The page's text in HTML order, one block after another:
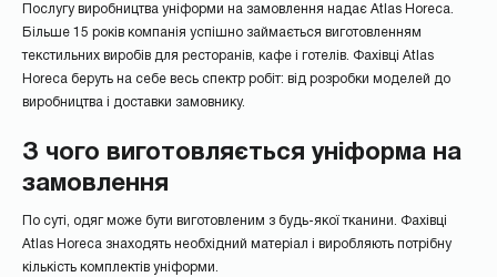
Послугу виробництва уніформи на замовлення надає Atlas Horeca.
Більше 15 років компанія успішно займається виготовленням
текстильних виробів для ресторанів, кафе і готелів. Фахівці Atlas
Horeca беруть на себе весь спектр робіт: від розробки моделей до
виробництва і доставки замовнику.
З чого виготовляється уніформа на
замовлення
По суті, одяг може бути виготовленим ​​з будь-якої тканини. Фахівці
Atlas Horeca знаходять необхідний матеріал і виробляють потрібну
кількість комплектів уніформи.